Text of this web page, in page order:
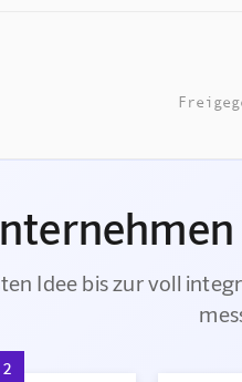
Idee bis zur voll
2